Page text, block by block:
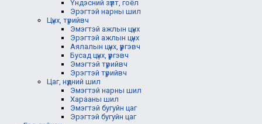
Үндэсний зүүлт, гоёл
Эрэгтэй нарны шил
Цүнх, түрийвч
Эмэгтэй ажлын цүнх
Эрэгтэй ажлын цүнх
Аялалын цүнх, үүргэвч
Бусад цүнх, үүргэвч
Эмэгтэй түрийвч
Эрэгтэй түрийвч
Цаг, нүдний шил
Эмэгтэй нарны шил
Харааны шил
Эмэгтэй бугуйн цаг
Эрэгтэй бугуйн цаг